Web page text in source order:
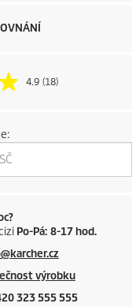
4.9 (18)
Po-Pá: 8-17 hod.
výrobku
323 555 555